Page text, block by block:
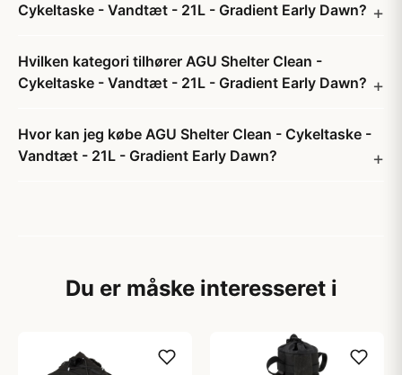
Cykeltaske - Vandtæt - 21L - Gradient Early Dawn?
Hvilken kategori tilhører AGU Shelter Clean -
Cykeltaske - Vandtæt - 21L - Gradient Early Dawn?
Hvor kan jeg købe AGU Shelter Clean - Cykeltaske -
Vandtæt - 21L - Gradient Early Dawn?
Du er måske interesseret i